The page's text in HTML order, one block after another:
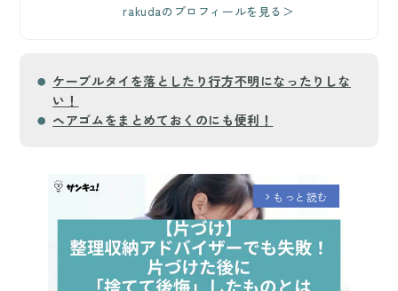
rakudaのプロフィールを見る＞
ケーブルタイを落としたり行方不明になったりしな
い！
ヘアゴムをまとめておくのにも便利！
arrow_forward_ios もっと読む